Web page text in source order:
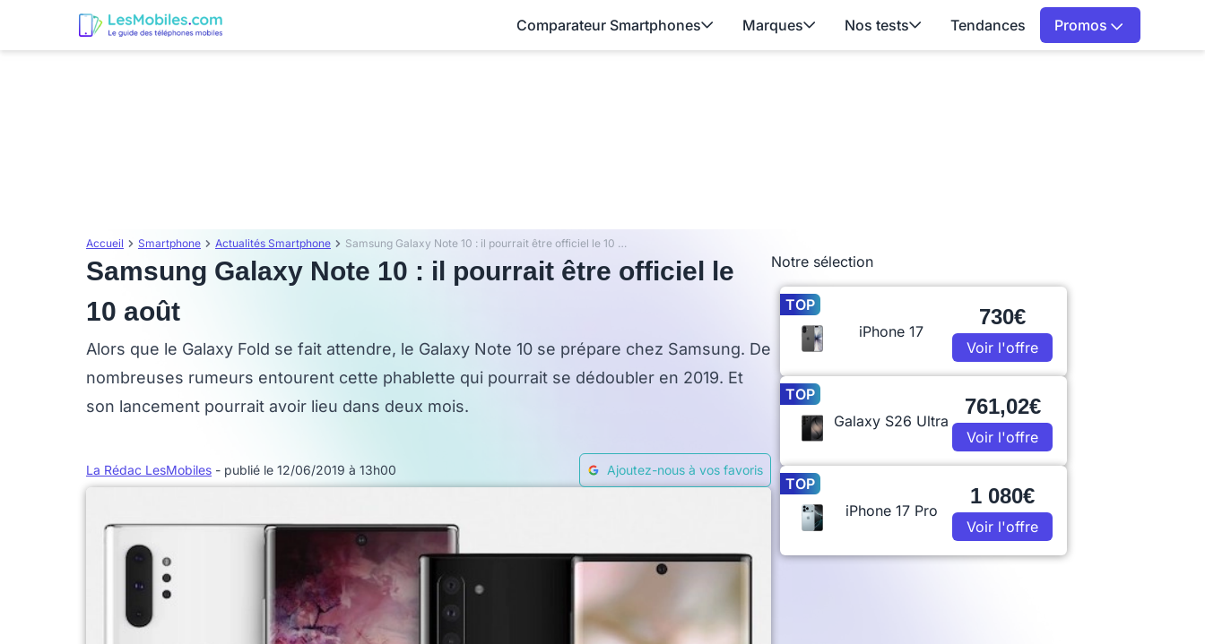
Comparateur Smartphones Marques Nos tests Tendances Promos
Accueil Smartphone Actualités Smartphone Samsung Galaxy Note 10 : il pourrait être officiel le 10 août
Samsung Galaxy Note 10 : il pourrait être officiel le
10 août
Alors que le Galaxy Fold se fait attendre, le Galaxy Note 10 se prépare chez Samsung. De
nombreuses rumeurs entourent cette phablette qui pourrait se dédoubler en 2019. Et
son lancement pourrait avoir lieu dans deux mois.
La Rédac LesMobiles - publié le 12/06/2019 à 13h00 Ajoutez-nous à vos favoris
Notre sélection
TOP
iPhone 17
730€
Voir l'offre
TOP
Galaxy S26 Ultra
761,02€
Voir l'offre
TOP
iPhone 17 Pro
1 080€
Voir l'offre